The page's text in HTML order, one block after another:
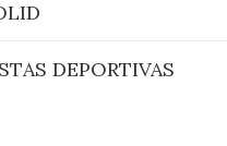
DEPORTIVAS